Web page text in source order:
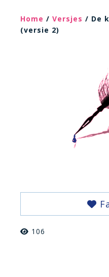
Home / Versjes / De
(versie 2)
106